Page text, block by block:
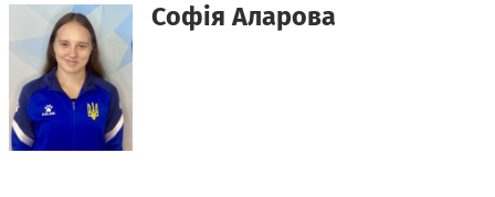
Софія Аларова